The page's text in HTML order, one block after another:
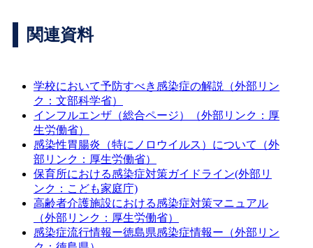
関連資料
学校において予防すべき感染症の解説（外部リン
ク：文部科学省）
インフルエンザ（総合ページ）（外部リンク：厚
生労働省）
感染性胃腸炎（特にノロウイルス）について（外
部リンク：厚生労働省）
保育所における感染症対策ガイドライン(外部リ
ンク：こども家庭庁)
高齢者介護施設における感染症対策マニュアル
（外部リンク：厚生労働省）
感染症流行情報ー徳島県感染症情報ー（外部リン